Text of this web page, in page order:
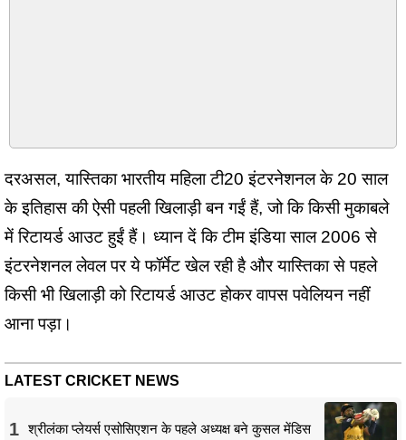
दरअसल, यास्तिका भारतीय महिला टी20 इंटरनेशनल के 20 साल
के इतिहास की ऐसी पहली खिलाड़ी बन गईं हैं, जो कि किसी मुकाबले
में रिटायर्ड आउट हुईं हैं। ध्यान दें कि टीम इंडिया साल 2006 से
इंटरनेशनल लेवल पर ये फॉर्मेट खेल रही है और यास्तिका से पहले
किसी भी खिलाड़ी को रिटायर्ड आउट होकर वापस पवेलियन नहीं
आना पड़ा।
LATEST CRICKET NEWS
1 श्रीलंका प्लेयर्स एसोसिएशन के पहले अध्यक्ष बने कुसल मेंडिस